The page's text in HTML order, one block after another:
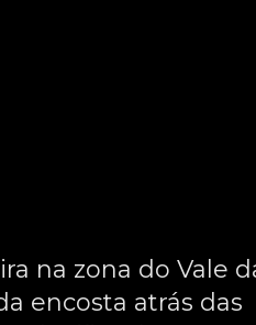
na zona do Vale
encosta atrás das